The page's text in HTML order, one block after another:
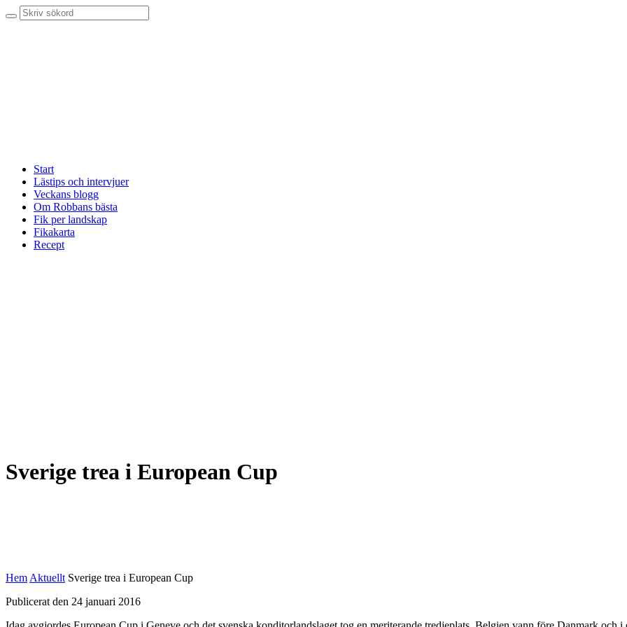
Start
Lästips och intervjuer
Veckans blogg
Om Robbans bästa
Fik per landskap
Fikakarta
Recept
Sverige trea i European Cup
Hem Aktuellt Sverige trea i European Cup
Publicerat den 24 januari 2016